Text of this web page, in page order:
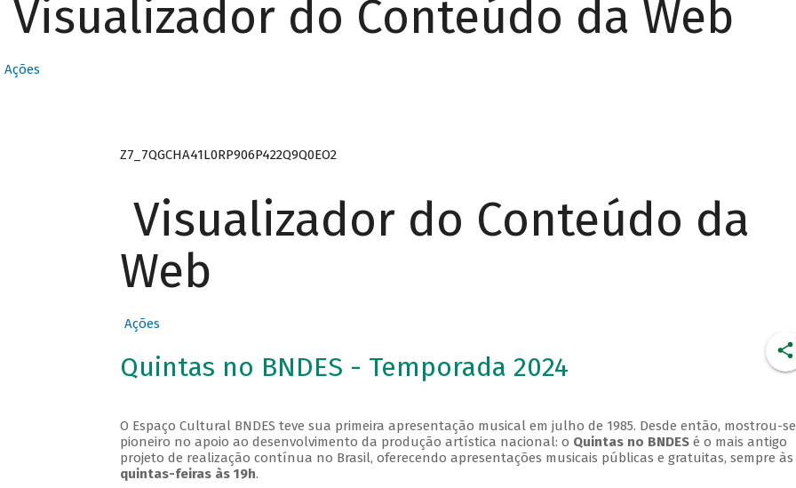
Visualizador do Conteúdo da Web
Ações
Z7_7QGCHA41L0RP906P422Q9Q0EO2
Visualizador do Conteúdo da
Web
Ações
Quintas no BNDES - Temporada 2024
O Espaço Cultural BNDES teve sua primeira apresentação musical em julho de 1985. Desde então, mostrou-se
pioneiro no apoio ao desenvolvimento da produção artística nacional: o Quintas no BNDESé o mais antigo
projeto de realização contínua no Brasil, oferecendo apresentações musicais públicas e gratuitas, sempre às
quintas-feiras às 19h.